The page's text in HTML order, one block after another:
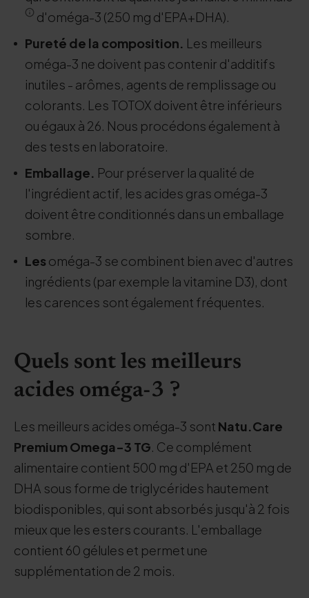
d'oméga-3 (250 mg d'EPA+DHA).
Pureté de la composition. Les meilleurs
oméga-3 ne doivent pas contenir d'additifs
inutiles - arômes, agents de remplissage ou
colorants. Les TOTOX doivent être inférieurs
ou égaux à 26. Nous procédons également à
des tests en laboratoire.
Emballage. Pour préserver la qualité de
l'ingrédient actif, les acides gras oméga-3
doivent être conditionnés dans un emballage
sombre.
Les oméga-3 se combinent bien avec d'autres
ingrédients (par exemple la vitamine D3), dont
les carences sont également fréquentes.
Quels sont les meilleurs
acides oméga-3 ?
Les meilleurs acides oméga-3 sont Natu.Care
Premium Omega-3 TG. Ce complément
alimentaire contient 500 mg d'EPA et 250 mg de
DHA sous forme de triglycérides hautement
biodisponibles, qui sont absorbés jusqu'à 2 fois
mieux que les esters courants. L'emballage
contient 60 gélules et permet une
supplémentation de 2 mois.